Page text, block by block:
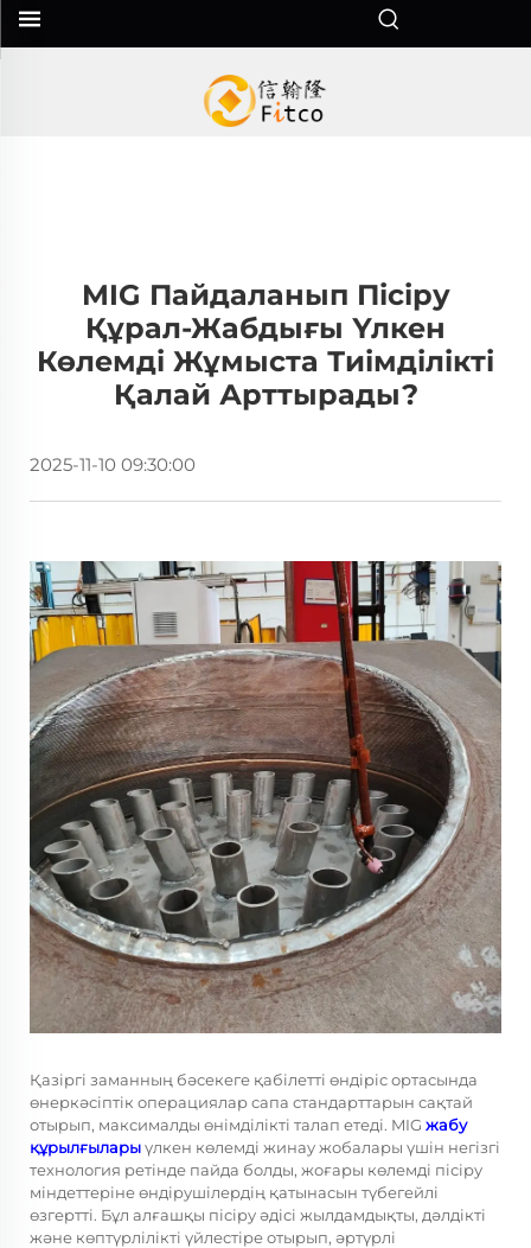
MIG Пайдаланып Пісіру
Құрал-Жабдығы Үлкен
Көлемді Жұмыста Тиімділікті
Қалай Арттырады?
2025-11-10 09:30:00
Қазіргі заманның бәсекеге қабілетті өндіріс ортасында
өнеркәсіптік операциялар сапа стандарттарын сақтай
отырып, максималды өнімділікті талап етеді. MIG жабу
құрылғыларыүлкен көлемді жинау жобалары үшін негізгі
технология ретінде пайда болды, жоғары көлемді пісіру
міндеттеріне өндірушілердің қатынасын түбегейлі
өзгертті. Бұл алғашқы пісіру әдісі жылдамдықты, дәлдікті
және көптүрлілікті үйлестіре отырып, әртүрлі